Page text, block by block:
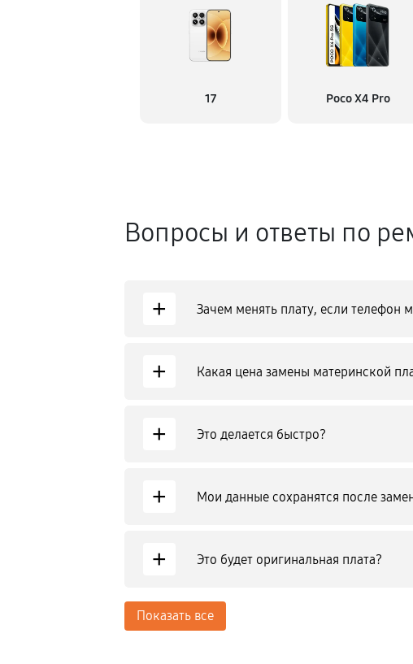
17 Poco X4 Pro
Вопросы и ответы по
+ Зачем менять плату, если телефон
+ Какая цена замены материнской
+ Это делается быстро?
+ Мои данные сохранятся после
+ Это будет оригинальная плата?
Показать все